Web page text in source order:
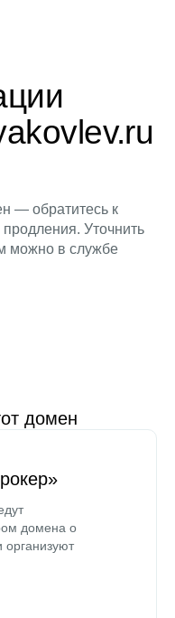
— обратитесь к
Уточнить
можно в службе
домен
домена о